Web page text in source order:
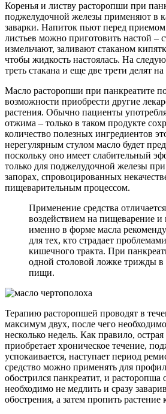
Коренья и листву расторопши при
поджелудочной железы применяют в
заварки. Напиток пьют перед
листьев можно приготовить настой –
измельчают, заливают стаканом
чтобы жидкость настоялась. На
треть стакана и еще две трети делят
Масло расторопши при панкреатите
возможности приобрести другие
растения. Обычно пациенты
отжима – только в таком продукте
количество полезных ингредиентов
нерегулярным стулом масло будет
поскольку оно имеет слабительный
только для поджелудочной железы
запорах, спровоцированных
пищеварительным процессом.
Применение средства
воздействием на пищеварение и
именно в форме масла
для тех, кто страдает
кишечного тракта. При
одной столовой ложке трижды в
пищи.
Терапию расторопшей проводят в
максимум двух, после чего
несколько недель. Как правило,
приобретает хроническое течение,
успокаивается, наступает период
средство можно применять для
обострился панкреатит, и расторопша
необходимо не медлить и сразу
обострения, а затем пропить растение